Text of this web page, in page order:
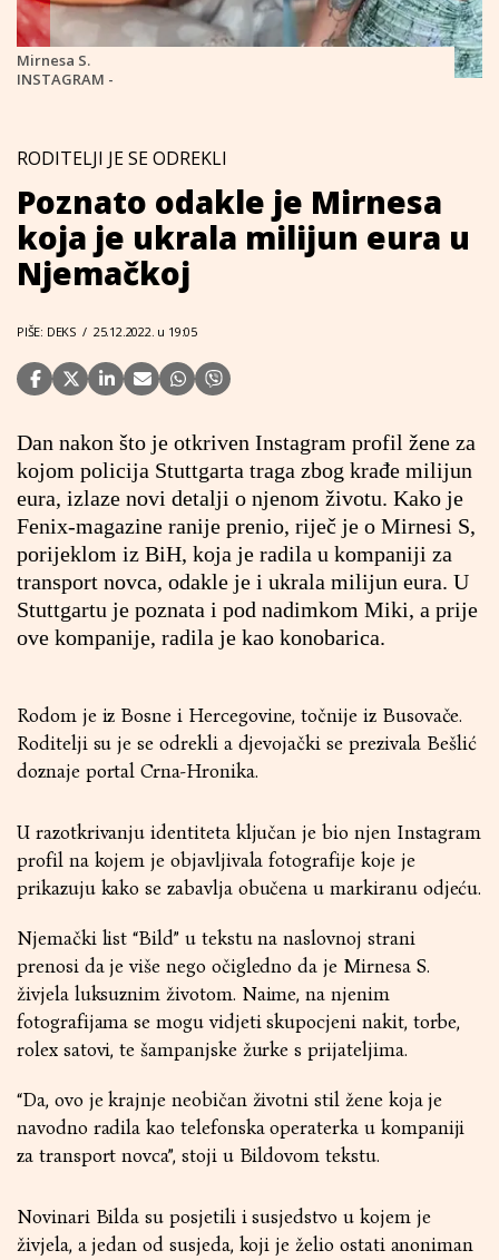
Mirnesa S.
INSTAGRAM -
RODITELJI JE SE ODREKLI
Poznato odakle je Mirnesa
koja je ukrala milijun eura u
Njemačkoj
PIŠE: DEKS / 25.12.2022. u 19:05
Dan nakon što je otkriven Instagram profil žene za
kojom policija Stuttgarta traga zbog krađe milijun
eura, izlaze novi detalji o njenom životu. Kako je
Fenix-magazine ranije prenio, riječ je o Mirnesi S,
porijeklom iz BiH, koja je radila u kompaniji za
transport novca, odakle je i ukrala milijun eura. U
Stuttgartu je poznata i pod nadimkom Miki, a prije
ove kompanije, radila je kao konobarica.
Rodom je iz Bosne i Hercegovine, točnije iz Busovače.
Roditelji su je se odrekli a djevojački se prezivala Bešlić
doznaje portal Crna-Hronika.
U razotkrivanju identiteta ključan je bio njen Instagram
profil na kojem je objavljivala fotografije koje je
prikazuju kako se zabavlja obučena u markiranu odjeću.
Njemački list “Bild” u tekstu na naslovnoj strani
prenosi da je više nego očigledno da je Mirnesa S.
živjela luksuznim životom. Naime, na njenim
fotografijama se mogu vidjeti skupocjeni nakit, torbe,
rolex satovi, te šampanjske žurke s prijateljima.
“Da, ovo je krajnje neobičan životni stil žene koja je
navodno radila kao telefonska operaterka u kompaniji
za transport novca”, stoji u Bildovom tekstu.
Novinari Bilda su posjetili i susjedstvo u kojem je
živjela, a jedan od susjeda, koji je želio ostati anoniman